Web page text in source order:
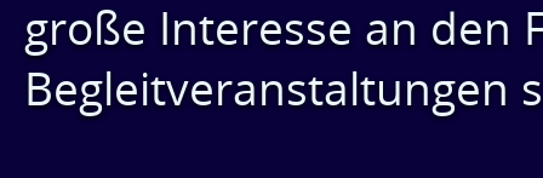
große Interesse an den
Begleitveranstaltungen